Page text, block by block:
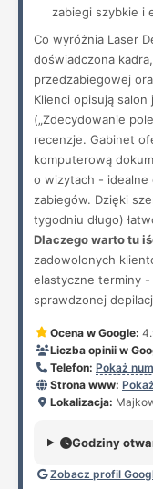
zabiegi szybkie i
Co wyróżnia Laser
doświadczona
przedzabiegowej
Klienci opisują
(„Zdecydowanie
recenzje. Gabinet
komputerową
o wizytach - idealne
zabiegów. Dzięki
tygodniu długo)
Dlaczego warto tu
zadowolonych
elastyczne terminy
sprawdzonej
Ocena w Google:
Liczba opinii w
Telefon: Pokaż
Strona www:
Lokalizacja:
Godziny
Zobacz profil